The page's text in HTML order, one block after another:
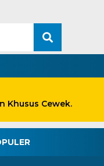
Khusus Cewek.